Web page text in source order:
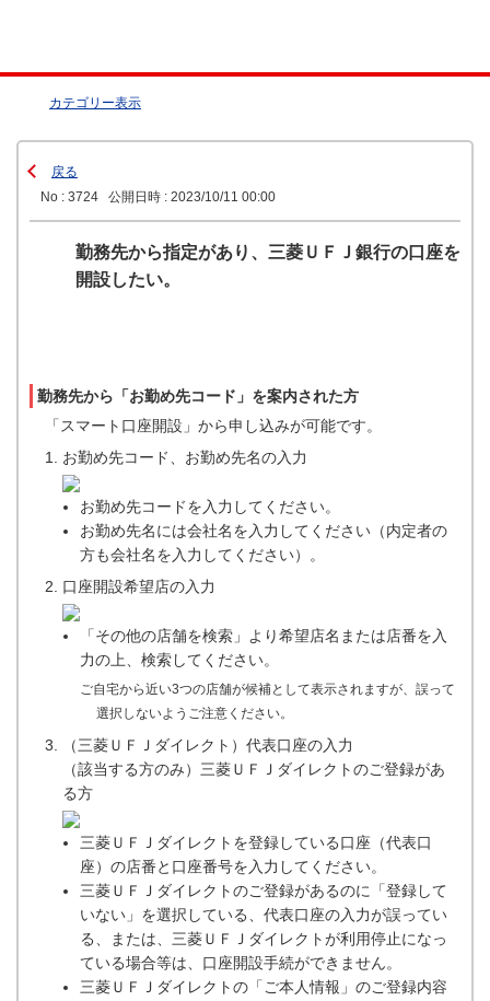
カテゴリー表示
戻る
No : 3724
公開日時 : 2023/10/11 00:00
勤務先から指定があり、三菱ＵＦＪ銀行の口座を
開設したい。
勤務先から「お勤め先コード」を案内された方
「スマート口座開設」から申し込みが可能です。
お勤め先コード、お勤め先名の入力
お勤め先コードを入力してください。
お勤め先名には会社名を入力してください（内定者の
方も会社名を入力してください）。
口座開設希望店の入力
「その他の店舗を検索」より希望店名または店番を入
力の上、検索してください。
ご自宅から近い3つの店舗が候補として表示されますが、誤って
選択しないようご注意ください。
（三菱ＵＦＪダイレクト）代表口座の入力
（該当する方のみ）三菱ＵＦＪダイレクトのご登録があ
る方
三菱ＵＦＪダイレクトを登録している口座（代表口
座）の店番と口座番号を入力してください。
三菱ＵＦＪダイレクトのご登録があるのに「登録して
いない」を選択している、代表口座の入力が誤ってい
る、または、三菱ＵＦＪダイレクトが利用停止になっ
ている場合等は、口座開設手続ができません。
三菱ＵＦＪダイレクトの「ご本人情報」のご登録内容